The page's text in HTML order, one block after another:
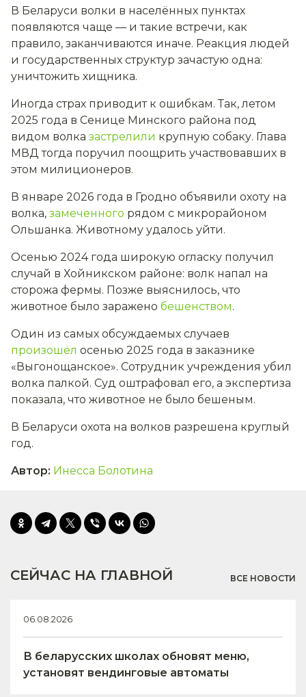
В Беларуси волки в населённых пунктах
появляются чаще — и такие встречи, как
правило, заканчиваются иначе. Реакция людей
и государственных структур зачастую одна:
уничтожить хищника.
Иногда страх приводит к ошибкам. Так, летом
2025 года в Сенице Минского района под
видом волка застрелили крупную собаку. Глава
МВД тогда поручил поощрить участвовавших в
этом милиционеров.
В январе 2026 года в Гродно объявили охоту на
волка, замеченного рядом с микрорайоном
Ольшанка. Животному удалось уйти.
Осенью 2024 года широкую огласку получил
случай в Хойникском районе: волк напал на
сторожа фермы. Позже выяснилось, что
животное было заражено бешенством.
Один из самых обсуждаемых случаев
произошёл осенью 2025 года в заказнике
«Выгонощанское». Сотрудник учреждения убил
волка палкой. Суд оштрафовал его, а экспертиза
показала, что животное не было бешеным.
В Беларуси охота на волков разрешена круглый
год.
Автор: Инесса Болотина
СЕЙЧАС НА ГЛАВНОЙ ВСЕ НОВОСТИ
06.08.2026
В беларусских школах обновят меню,
установят вендинговые автоматы